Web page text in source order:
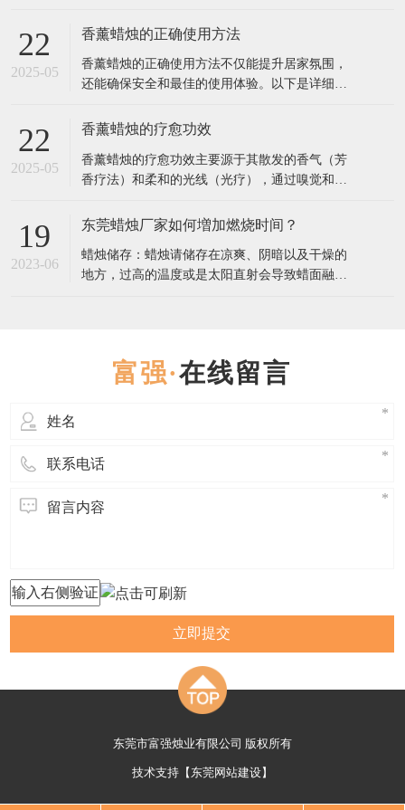
烛： 1. 确定香调偏好 香薰蜡烛的香调通常分为几
茉莉、薰衣草）：舒缓情绪，适合放松或睡前使
用。 果香调（如柑橘、莓果、桃
22
2025-05
香薰蜡烛的正确使用方法
香薰蜡烛的正确使用方法不仅能提升居家氛围，
还能确保安全和最佳的使用体验。以下是详细步
次使用前，用烛芯剪将烛芯修剪至5毫米左右（过
点燃前都检查烛芯长度，保持清洁。 选择合适的
环境 放置在平坦、防火
22
2025-05
香薰蜡烛的疗愈功效
香薰蜡烛的疗愈功效主要源于其散发的香气（芳
香疗法）和柔和的光线（光疗），通过嗅觉和视
型蜡烛的疗愈作用及科学依据： 一、香气疗愈：
质醇（压力激素）水平，缓解焦虑，改善失眠
（研究发表于《Journal
19
2023-06
东莞蜡烛厂家如何増加燃烧时间？
蜡烛储存：蜡烛请储存在凉爽、阴暗以及干燥的
地方，过高的温度或是太阳直射会导致蜡面融
周围的蜡均匀受热，表面完全
在线留言
立即提交
东莞市富强烛业有限公司 版权所有
技术支持【 东莞网站建设】